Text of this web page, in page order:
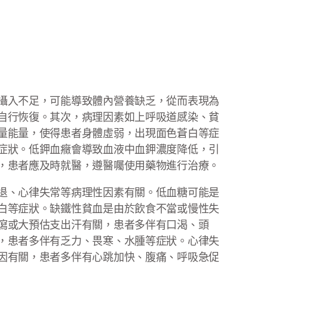
不足，可能導致體內營養缺乏，從而表現為
恢復。其次，病理因素如上呼吸道感染、貧
量，使得患者身體虛弱，出現面色蒼白等症
。低鉀血癥會導致血液中血鉀濃度降低，引
者應及時就醫，遵醫囑使用藥物進行治療。
心律失常等病理性因素有關。低血糖可能是
症狀。缺鐵性貧血是由於飲食不當或慢性失
大預估支出汗有關，患者多伴有口渴、頭
者多伴有乏力、畏寒、水腫等症狀。心律失
關，患者多伴有心跳加快、腹痛、呼吸急促